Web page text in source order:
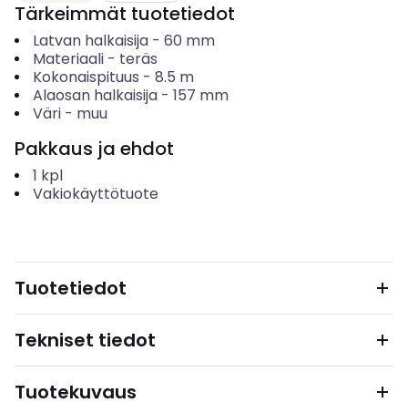
Tärkeimmät tuotetiedot
Latvan halkaisija- 60 mm
Materiaali- teräs
Kokonaispituus - 8.5 m
Alaosan halkaisija- 157 mm
Väri- muu
Pakkaus ja ehdot
1 kpl
Vakiokäyttötuote
Tuotetiedot
Tekniset tiedot
Tuotekuvaus